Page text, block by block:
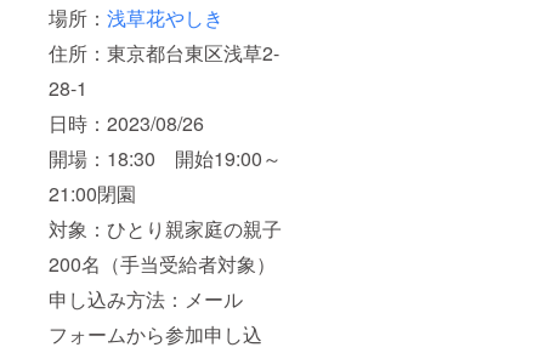
場所： 浅草花やしき
住所：東京都台東区浅草2-
28-1
日時：2023/08/26
開場：18:30 開始19:00～
21:00閉園
対象：ひとり親家庭の親子
200名（手当受給者対象）
申し込み方法：メール
フォームから参加申し込